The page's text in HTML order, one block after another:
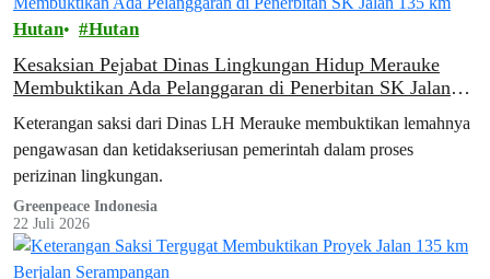
WALHI Nasional ini mempertemukan berbagai elemen masyarakat
sipil…
Hutan Hutan
Kesaksian Pejabat Dinas Lingkungan Hidup Merauke
Membuktikan Ada Pelanggaran di Penerbitan SK Jalan
Keterangan saksi dari Dinas LH Merauke membuktikan lemahnya
pengawasan dan ketidakseriusan pemerintah dalam proses
perizinan lingkungan.
Greenpeace Indonesia
22 Juli 2026